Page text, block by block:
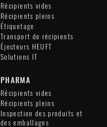
Récipients vides
Récipients pleins
Étiquetage
Transport de récipients
Éjecteurs HEUFT
Solutions IT
PHARMA
Récipients vides
Récipients pleins
Inspection des produits et
des emballages